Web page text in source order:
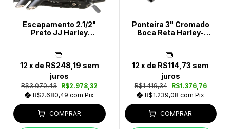
Escapamento 2.1/2"
Preto JJ Harley
R$3.070,43 R$2.978,32
R$2.680,49com Pix
12 x de R$248,19 sem
juros
COMPRAR
Ponteira 3" Cromado
Boca Reta Harley-
R$1.419,34
R$1.376,76
R$1.239,08com Pix
12 x de R$114,73 sem
juros
COMPRAR